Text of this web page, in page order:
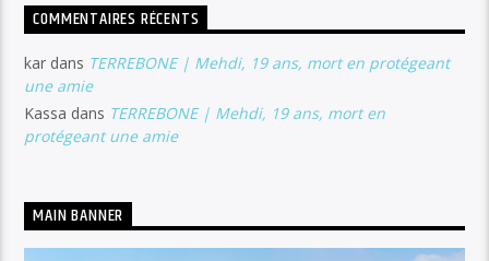
COMMENTAIRES RÉCENTS
kar dans TERREBONE | Mehdi, 19 ans, mort en protégeant
une amie
Kassa dans TERREBONE | Mehdi, 19 ans, mort en
protégeant une amie
MAIN BANNER